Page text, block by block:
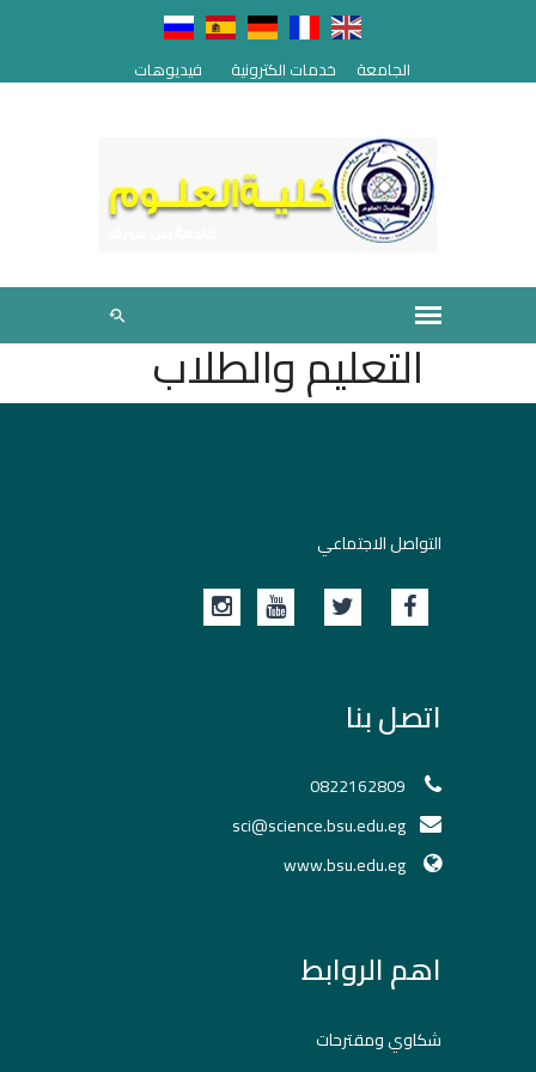
الجامعة خدمات الكترونية فيديوهات
التعليم والطلاب
التواصل الاجتماعي
اتصل بنا
0822162809
sci@science.bsu.edu.eg
www.bsu.edu.eg
اهم الروابط
شكاوي ومقترحات